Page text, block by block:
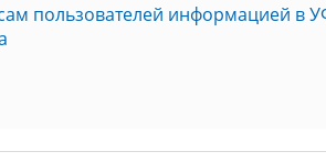
пользователей информацией в